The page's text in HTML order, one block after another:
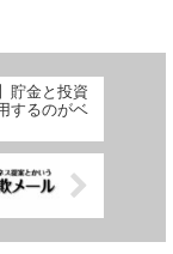
貯金と投資
するのがベ